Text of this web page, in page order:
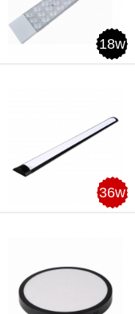
18w
36w